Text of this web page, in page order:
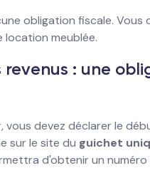
obligation fiscale.
location meublée.
: une
vous devez déclarer le
sur le site du guichet
d'obtenir un numéro